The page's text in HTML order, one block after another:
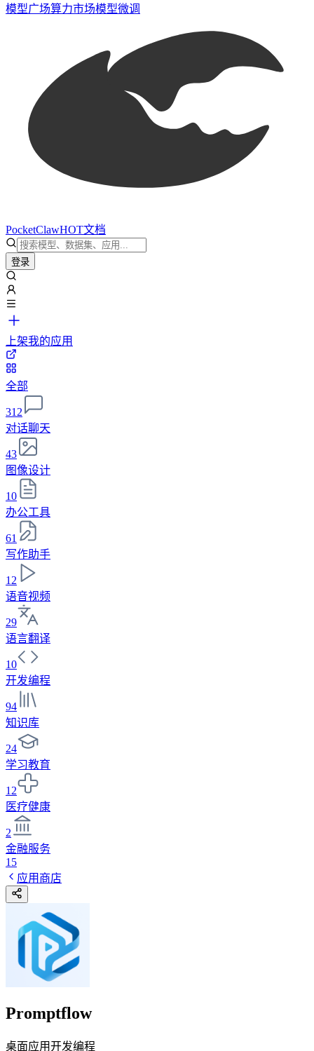
模型广场算力市场模型微调
PocketClawHOT文档
登录
上架我的应用
全部
312
对话聊天
43
图像设计
10
办公工具
61
写作助手
12
语音视频
29
语言翻译
10
开发编程
94
知识库
24
学习教育
12
医疗健康
2
金融服务
15
应用商店
Promptflow
桌面应用开发编程